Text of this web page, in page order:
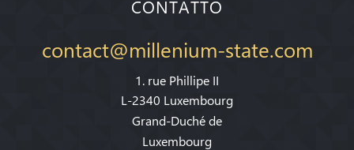
CONTATTO
contact@millenium-state.com
1. rue Phillipe II
L-2340 Luxembourg
Grand-Duché de
Luxembourg